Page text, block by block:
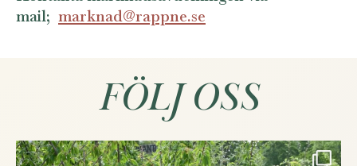
mail; marknad@rappne.se
FÖLJ OSS
Rhododendron är en trädgårdsklassiker med...